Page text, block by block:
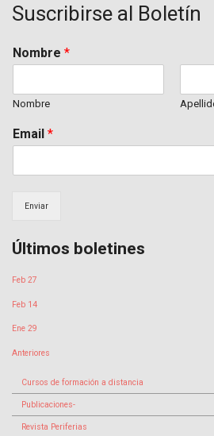
Suscribirse al Boletín
Nombre *
Nombre
Email *
Enviar
Últimos boletines
Feb 27
Feb 14
Ene 29
Anteriores
Cursos de formación a distancia
Publicaciones-
Revista Periferias